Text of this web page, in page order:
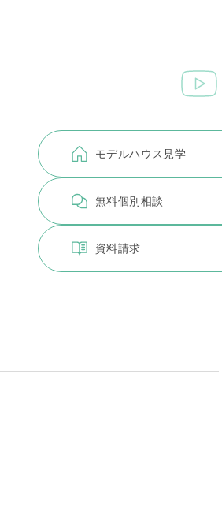
モデルハウス見学
無料個別相談
資料請求